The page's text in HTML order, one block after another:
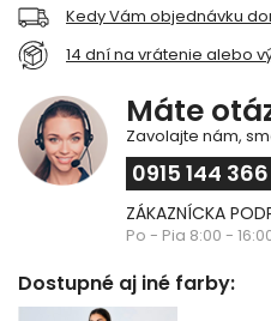
Kedy Vám objednávku
14 dní na vrátenie alebo
Máte
Zavolajte nám,
0915 144 366
ZÁKAZNÍCKA
Po - Pia 8:00 -
Dostupné aj iné farby: